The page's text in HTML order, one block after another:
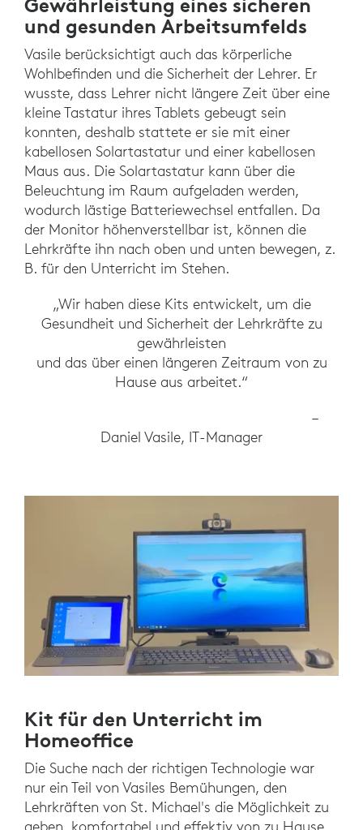
Gewährleistung eines sicheren
und gesunden Arbeitsumfelds
Vasile berücksichtigt auch das körperliche
Wohlbefinden und die Sicherheit der Lehrer. Er
wusste, dass Lehrer nicht längere Zeit über eine
kleine Tastatur ihres Tablets gebeugt sein
konnten, deshalb stattete er sie mit einer
kabellosen Solartastatur und einer kabellosen
Maus aus. Die Solartastatur kann über die
Beleuchtung im Raum aufgeladen werden,
wodurch lästige Batteriewechsel entfallen. Da
der Monitor höhenverstellbar ist, können die
Lehrkräfte ihn nach oben und unten bewegen, z.
B. für den Unterricht im Stehen.
„Wir haben diese Kits entwickelt, um die
Gesundheit und Sicherheit der Lehrkräfte zu
gewährleisten
und das über einen längeren Zeitraum von zu
Hause aus arbeitet.“
–
Daniel Vasile, IT-Manager
Kit für den Unterricht im
Homeoffice
Die Suche nach der richtigen Technologie war
nur ein Teil von Vasiles Bemühungen, den
Lehrkräften von St. Michael's die Möglichkeit zu
geben, komfortabel und effektiv von zu Hause